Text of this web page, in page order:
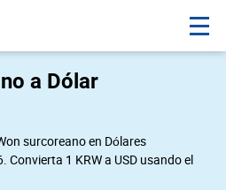
a Dólar
surcoreano en Dólares
1 KRW a USD usando el